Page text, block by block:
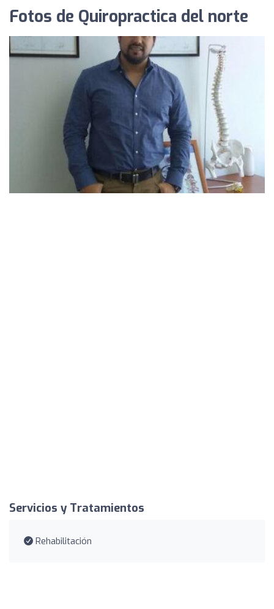
Fotos de Quiropractica del norte
Servicios y Tratamientos
Rehabilitación